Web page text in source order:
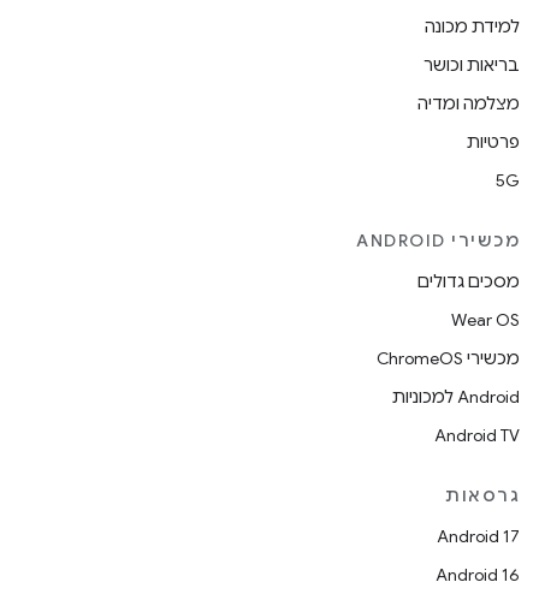
למידת מכונה
בריאות וכושר
מצלמה ומדיה
פרטיות
5G
מכשירי ANDROID
מסכים גדולים
Wear OS
מכשירי ChromeOS
Android למכוניות
Android TV
גרסאות
Android 17
Android 16